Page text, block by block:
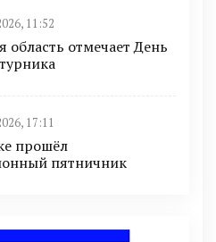
11:52
область отмечает День
17:11
прошёл
пятничник